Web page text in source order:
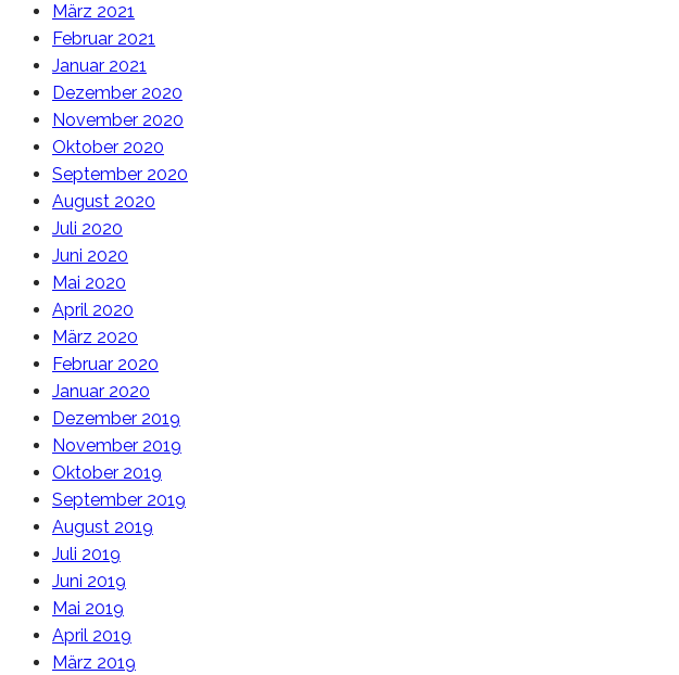
März 2021
Februar 2021
Januar 2021
Dezember 2020
November 2020
Oktober 2020
September 2020
August 2020
Juli 2020
Juni 2020
Mai 2020
April 2020
März 2020
Februar 2020
Januar 2020
Dezember 2019
November 2019
Oktober 2019
September 2019
August 2019
Juli 2019
Juni 2019
Mai 2019
April 2019
März 2019